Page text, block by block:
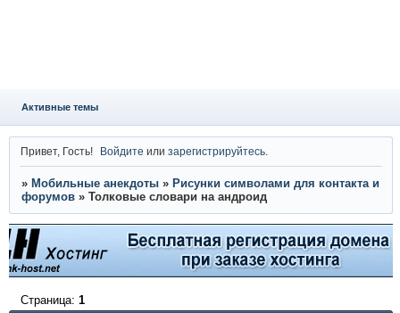
Активные темы
Привет, Гость! Войдите илизарегистрируйтесь
» Мобильные анекдоты » Рисунки символами для контакта и
форумов » Толковые словари на андроид
Страница: 1